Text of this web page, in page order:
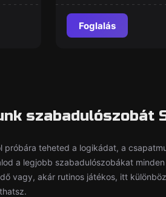
Foglalás
szabadulószobát
próbára teheted a logikádat, a
a legjobb szabadulószobákat
vagy, akár rutinos játékos, itt